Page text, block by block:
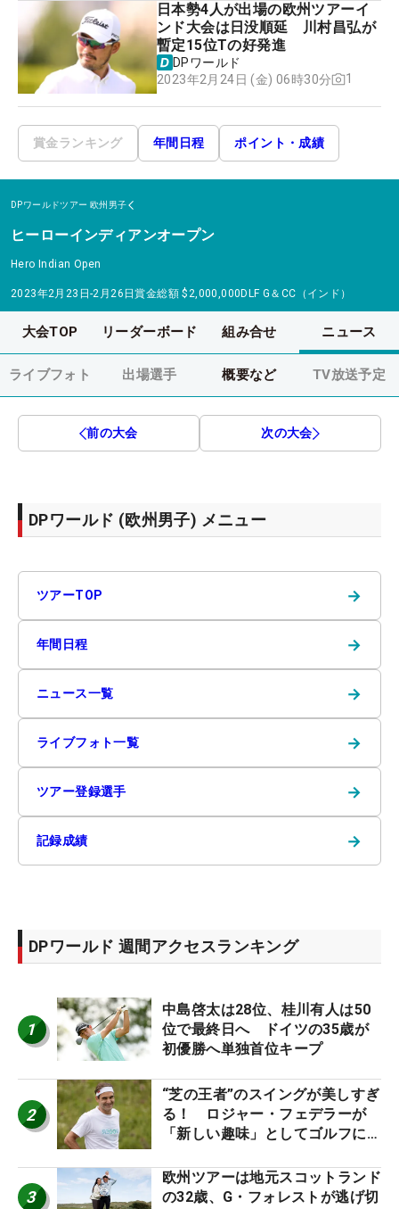
日本勢4人が出場の欧州ツアーイ
ンド大会は日没順延 川村昌弘が
暫定15位Tの好発進
DPワールド
2023年2月24日 (金) 06時30分
1
賞金ランキング 年間日程 ポイント・成績
DPワールドツアー 欧州男子
ヒーローインディアンオープン
Hero Indian Open
2023年2月23日-2月26日賞金総額 $2,000,000 DLF G＆CC（インド）
大会TOP リーダーボード 組み合せ ニュース
ライブフォト 出場選手 概要など TV放送予定
前の大会 次の大会
DPワールド (欧州男子) メニュー
ツアーTOP →
年間日程 →
ニュース一覧 →
ライブフォト一覧 →
ツアー登録選手 →
記録成績 →
DPワールド 週間アクセスランキング
1
中島啓太は28位、桂川有人は50
位で最終日へ ドイツの35歳が
初優勝へ単独首位キープ
2
“芝の王者”のスイングが美しすぎ
る！ ロジャー・フェデラーが
「新しい趣味」としてゴルフに挑
3
欧州ツアーは地元スコットランド
の32歳、G・フォレストが逃げ切